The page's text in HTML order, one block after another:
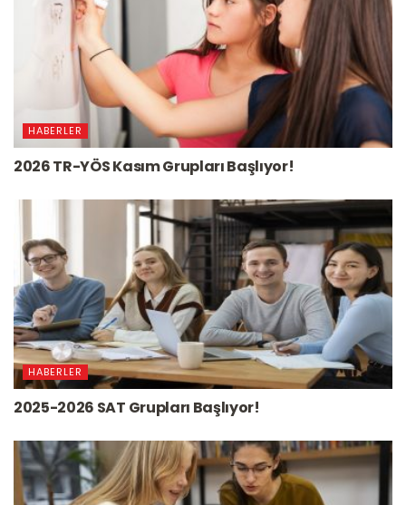
HABERLER
2026 TR-YÖS Kasım Grupları Başlıyor!
HABERLER
2025-2026 SAT Grupları Başlıyor!